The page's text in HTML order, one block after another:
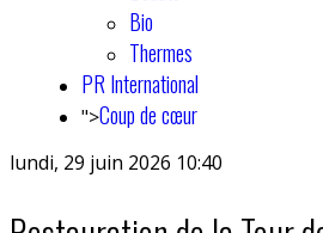
Bio
Thermes
PR International
">Coup de cœur
lundi, 29 juin 2026 10:40